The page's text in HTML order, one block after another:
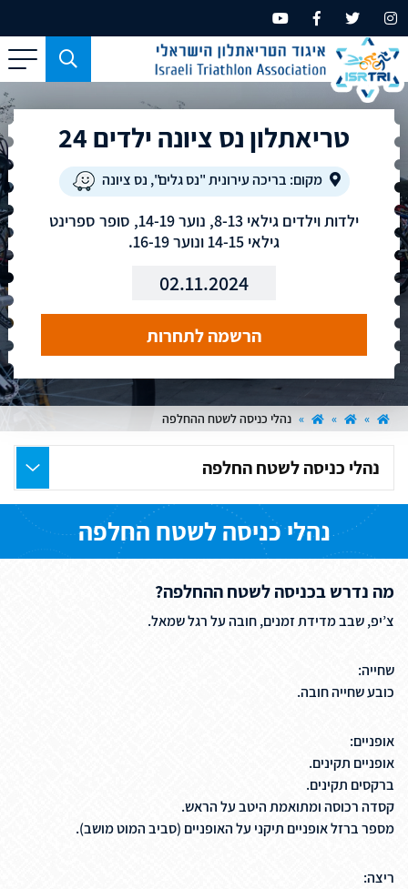
כפתור
משמש
עבור
מכשירים
בלבד
טריאתלון נס ציונה ילדים 24
מקום: בריכה עירונית "נס גלים", נס ציונה
ילדות וילדים גילאי 8-13, נוער 14-19, סופר ספרינט
גילאי 14-15 ונוער 16-19.
02.11.2024
הרשמה לתחרות
»
»
» נהלי כניסה לשטח ההחלפה
את
העמוד
הרצוי
נהלי כניסה לשטח החלפה
מה נדרש בכניסה לשטח ההחלפה?
צ’יפ, שבב מדידת זמנים, חובה על רגל שמאל.
שחייה:
כובע שחייה חובה.
אופניים:
אופניים תקינים.
ברקסים תקינים.
קסדה רכוסה ומתואמת היטב על הראש.
מספר ברזל אופניים תיקני על האופניים (סביב המוט מושב).
ריצה: